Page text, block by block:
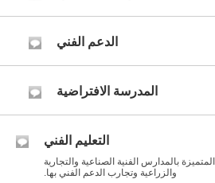
الدعم الفني
المدرسة الافتراضية
التعليم الفني
بالمدارس الفنية الصناعية والتجارية
والزراعية وتجارب الدعم الفني بها.